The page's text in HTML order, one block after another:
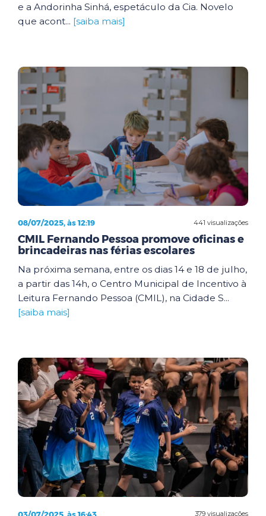
e a Andorinha Sinhá, espetáculo da Cia. Novelo
que acont... [saiba mais]
441 visualizações
08/07/2025, às 12:19
CMIL Fernando Pessoa promove oficinas e
brincadeiras nas férias escolares
Na próxima semana, entre os dias 14 e 18 de julho,
a partir das 14h, o Centro Municipal de Incentivo à
Leitura Fernando Pessoa (CMIL), na Cidade S...
[saiba mais]
379 visualizações
03/07/2025, às 16:43